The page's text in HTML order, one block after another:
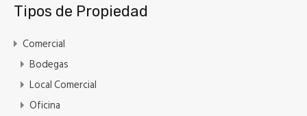
Tipos de Propiedad
Comercial
Bodegas
Local Comercial
Oficina